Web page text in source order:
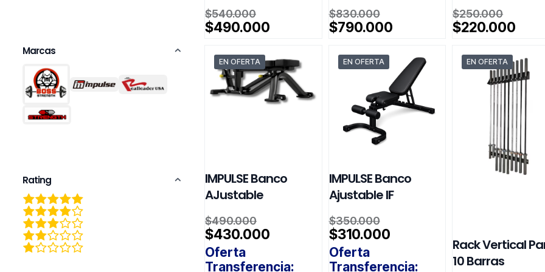
Marcas
Rating
$540.000
precio
era:
$540.000.
$490.000
es:
$490.000.
$830.000
precio
era:
$830.000.
$790.000El
actual
es:
$790.000.
$250.000
precio
era:
$220.000
es:
EN OFERTA
IMPULSE Banco
AJustable
$490.000
precio
era:
$430.000
actual
Oferta
Transferencia:
EN OFERTA
IMPULSE Banco
Ajustable IF
$350.000
precio
era:
$310.000El
actual
Oferta
Transferencia:
EN OFERTA
Rack Vertical
10 Barras